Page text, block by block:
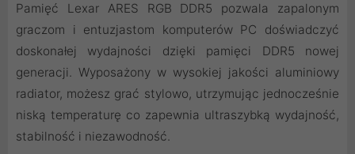
Pamięć Lexar ARES RGB DDR5 pozwala zapalonym
graczom i entuzjastom komputerów PC doświadczyć
doskonałej wydajności dzięki pamięci DDR5 nowej
generacji. Wyposażony w wysokiej jakości aluminiowy
radiator, możesz grać stylowo, utrzymując jednocześnie
niską temperaturę co zapewnia ultraszybką wydajność,
stabilność i niezawodność.